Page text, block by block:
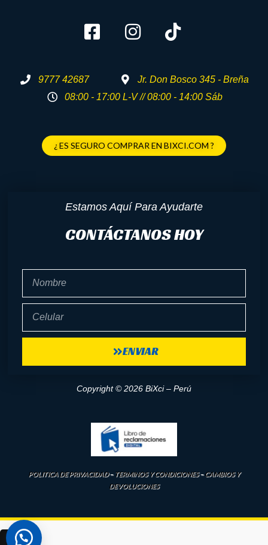
9777 42687
Jr. Don Bosco 345 - Breña
08:00 - 17:00 L-V // 08:00 - 14:00 Sáb
¿ ES SEGURO COMPRAR EN BIXCI.COM ?
Estamos Aquí Para Ayudarte
CONTÁCTANOS HOY
ENVIAR
Copyright © 2026 BiXci – Perú
POLITICA DE PRIVACIDAD–TERMINOS Y CONDICIONES–CAMBIOS Y
DEVOLUCIONES